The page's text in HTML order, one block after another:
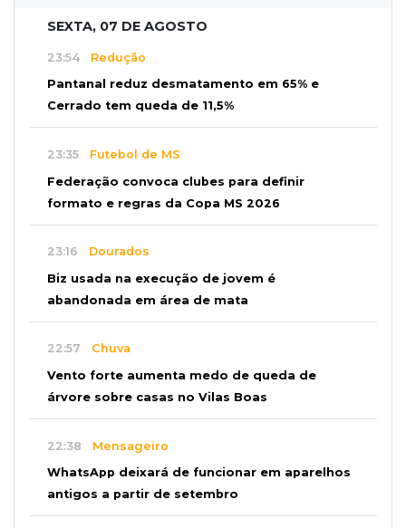
SEXTA, 07 DE AGOSTO
23:54 Redução
Pantanal reduz desmatamento em 65% e
Cerrado tem queda de 11,5%
23:35 Futebol de MS
Federação convoca clubes para definir
formato e regras da Copa MS 2026
23:16 Dourados
Biz usada na execução de jovem é
abandonada em área de mata
22:57 Chuva
Vento forte aumenta medo de queda de
árvore sobre casas no Vilas Boas
22:38 Mensageiro
WhatsApp deixará de funcionar em aparelhos
antigos a partir de setembro